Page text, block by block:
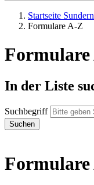
Startseite Sundern
Formulare A-Z
Formulare
In der Liste
Suchbegriff
Formulare